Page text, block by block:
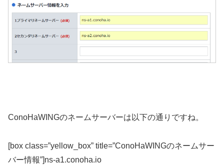
ConoHaWINGのネームサーバーは以下の通りですね。
[box class=”yellow_box” title=”ConoHaWINGのネームサー
バー情報”]ns-a1.conoha.io